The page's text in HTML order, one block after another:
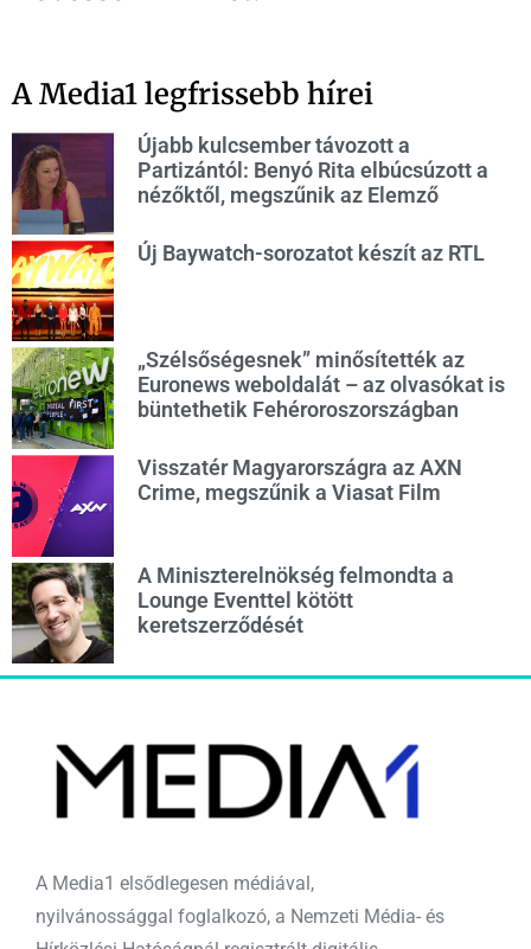
A Media1 legfrissebb hírei
Újabb kulcsember távozott a
Partizántól: Benyó Rita elbúcsúzott a
nézőktől, megszűnik az Elemző
Új Baywatch-sorozatot készít az RTL
„Szélsőségesnek” minősítették az
Euronews weboldalát – az olvasókat is
büntethetik Fehéroroszországban
Visszatér Magyarországra az AXN
Crime, megszűnik a Viasat Film
A Miniszterelnökség felmondta a
Lounge Eventtel kötött
keretszerződését
A Media1 elsődlegesen médiával,
nyilvánossággal foglalkozó, a Nemzeti Média- és